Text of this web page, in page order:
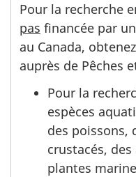
Pour la recherche
pas financée par
au Canada,
auprès de Pêches
Pour la
espèces
des poissons,
crustacés,
plantes